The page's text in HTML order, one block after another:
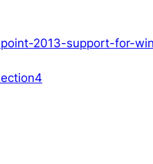
2013-support-for-